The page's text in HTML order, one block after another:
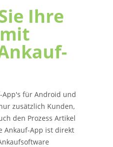
Ihre
für Android und
zusätzlich Kunden,
den Prozess Artikel
Ankauf-App ist direkt